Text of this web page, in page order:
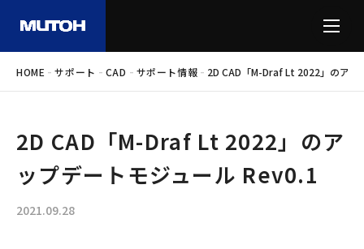
HOME -サポート - CAD - サポート情報 - 2D CAD「M-Draf Lt 2022」のアッ
2D CAD「M-Draf Lt 2022」のア
ップデートモジュール Rev0.1
2021.09.28